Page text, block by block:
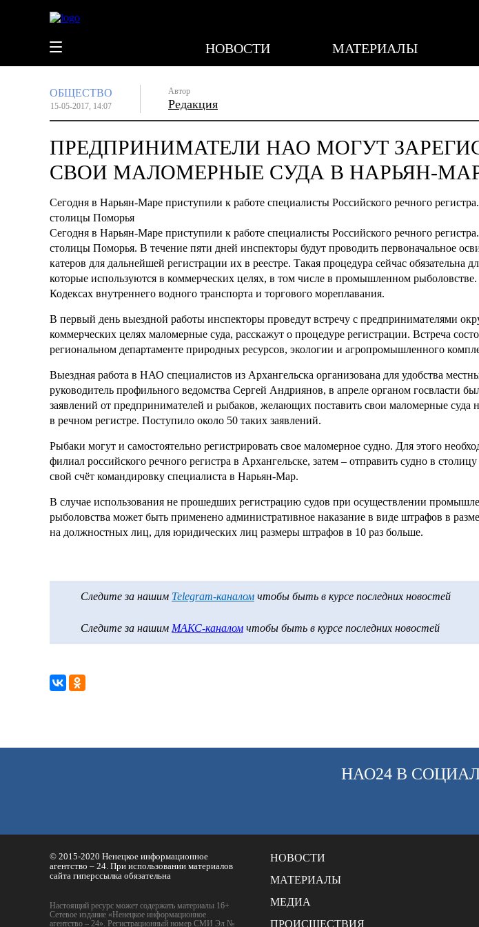
НОВОСТИ МАТЕРИАЛЫ
ОБЩЕСТВО
15-05-2017, 14:07
Автор
Редакция
ПРЕДПРИНИМАТЕЛИ НАО МОГУТ
СВОИ МАЛОМЕРНЫЕ СУДА В НАРЬЯН-
Сегодня в Нарьян-Маре приступили к работе специалисты Российского речного
столицы Поморья
Сегодня в Нарьян-Маре приступили к работе специалисты Российского речного
столицы Поморья. В течение пяти дней инспекторы будут проводить первоначальное
катеров для дальнейшей регистрации их в реестре. Такая процедура сейчас обязательна
которые используются в коммерческих целях, в том числе в промышленном
Кодексах внутреннего водного транспорта и торгового мореплавания.
В первый день выездной работы инспекторы проведут встречу с предпринимателями
коммерческих целях маломерные суда, расскажут о процедуре регистрации. Встреча
региональном департаменте природных ресурсов, экологии и агропромышленного
Выездная работа в НАО специалистов из Архангельска организована для удобства
руководитель профильного ведомства Сергей Андриянов, в апреле органом госвласти
заявлений от предпринимателей и рыбаков, желающих поставить свои маломерные суда
в речном регистре. Поступило около 50 таких заявлений.
Рыбаки могут и самостоятельно регистрировать свое маломерное судно. Для этого
филиал российского речного регистра в Архангельске, затем – отправить судно в
свой счёт командировку специалиста в Нарьян-Мар.
В случае использования не прошедших регистрацию судов при осуществлении
рыболовства может быть применено административное наказание в виде штрафов в
на должностных лиц, для юридических лиц размеры штрафов в 10 раз больше.
Следите за нашим Telegram-каналом чтобы быть в курсе последних новостей
Следите за нашим МАКС-каналом чтобы быть в курсе последних новостей
НАО24 В
© 2015-2020 Ненецкое информационное
агентство – 24. При использовании материалов
сайта гиперссылка обязательна
Настоящий ресурс может содержать материалы 16+
Сетевое издание «Ненецкое информационное
агентство – 24». Регистрационный номер СМИ Эл №
НОВОСТИ
МАТЕРИАЛЫ
МЕДИА
ПРОИСШЕСТВИЯ